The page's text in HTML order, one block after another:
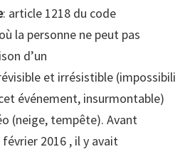
: article 1218 du code
la personne ne peut pas
d’un
et irrésistible (impossibili
événement, insurmontable)
(neige, tempête). Avant
février 2016 , il y avait